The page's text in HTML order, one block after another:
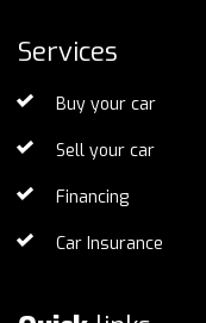
Services
Buy your car
Sell your car
Financing
Car Insurance